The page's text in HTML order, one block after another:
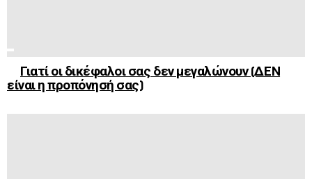
Γιατί οι δικέφαλοι σας δεν μεγαλώνουν (ΔΕΝ
είναι η προπόνησή σας)